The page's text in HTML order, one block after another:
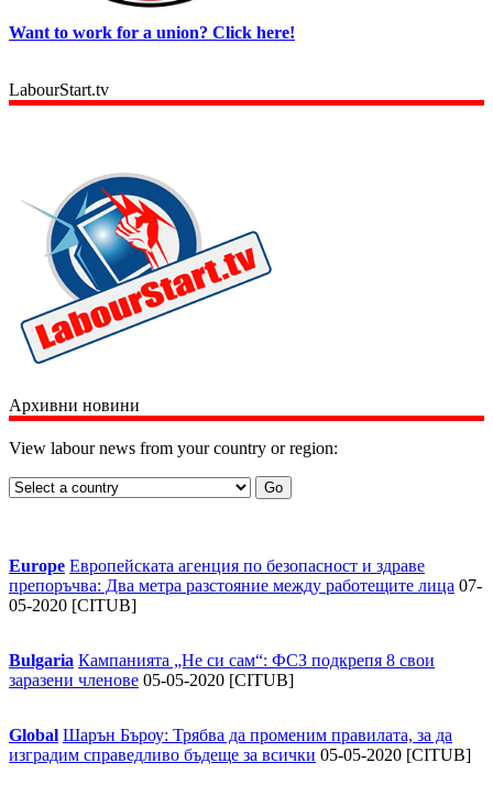
Want to work for a union? Click here!
LabourStart.tv
Архивни новини
View labour news from your country or region:
Europe Европейската агенция по безопасност и здраве
препоръчва: Два метра разстояние между работещите лица 07-
05-2020 [CITUB]
Bulgaria Кампанията „Не си сам“: ФСЗ подкрепя 8 свои
заразени членове 05-05-2020 [CITUB]
Global Шарън Бъроу: Трябва да променим правилата, за да
изградим справедливо бъдеще за всички 05-05-2020 [CITUB]